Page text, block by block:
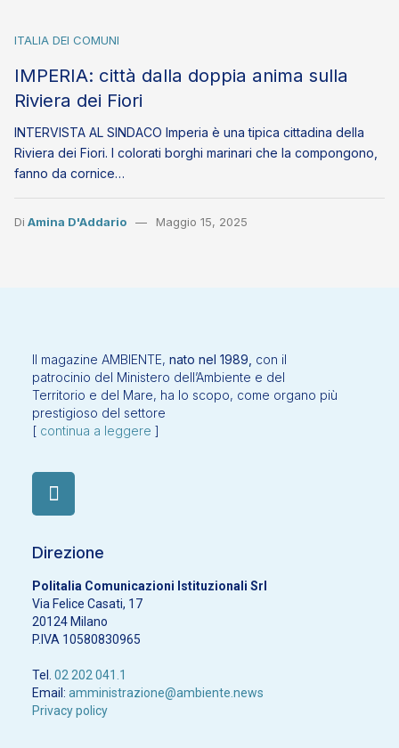
ITALIA DEI COMUNI
IMPERIA: città dalla doppia anima sulla
Riviera dei Fiori
INTERVISTA AL SINDACO Imperia è una tipica cittadina della
Riviera dei Fiori. I colorati borghi marinari che la compongono,
fanno da cornice…
Di Amina D'Addario Maggio 15, 2025
Il magazine AMBIENTE, nato nel 1989, con il
patrocinio del Ministero dell’Ambiente e del
Territorio e del Mare, ha lo scopo, come organo più
prestigioso del settore
[ continua a leggere ]
Direzione
Politalia Comunicazioni Istituzionali Srl
Via Felice Casati, 17
20124 Milano
P.IVA 10580830965
Tel. 02 202 041.1
Email: amministrazione@ambiente.news
Privacy policy